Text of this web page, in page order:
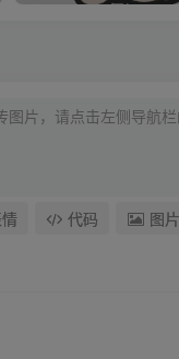
浸在一人一兽的世
它好白好圆好可
！”金儿兴冲冲的说
子！”乔无羁说道。
代码 图片